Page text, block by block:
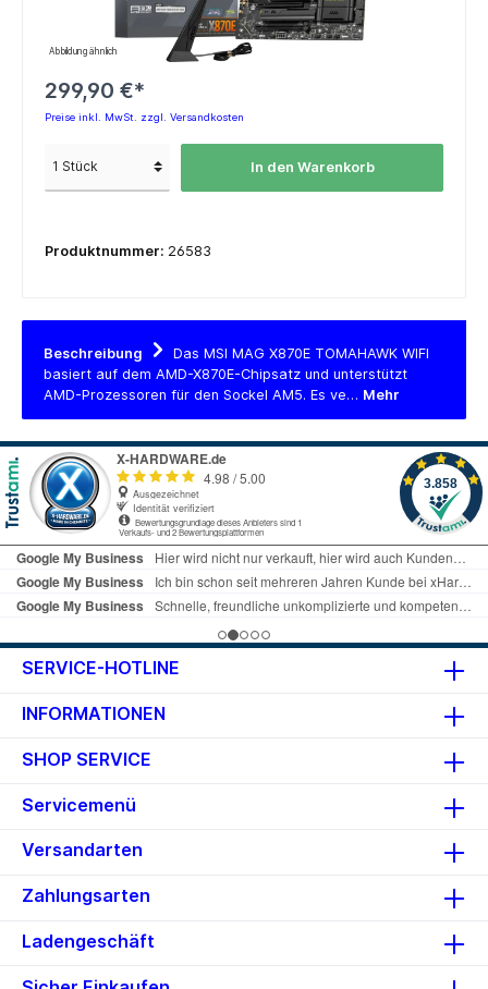
Abbildung ähnlich
299,90 €*
Preise inkl. MwSt. zzgl. Versandkosten
In den Warenkorb
Produktnummer: 26583
Beschreibung
Das MSI MAG X870E TOMAHAWK WIFI
basiert auf dem AMD-X870E-Chipsatz und unterstützt
AMD-Prozessoren für den Sockel AM5. Es ve… Mehr
SERVICE-HOTLINE
INFORMATIONEN
SHOP SERVICE
Servicemenü
Versandarten
Zahlungsarten
Ladengeschäft